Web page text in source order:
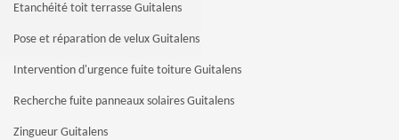
Etanchéité toit terrasse Guitalens
Pose et réparation de velux Guitalens
Intervention d'urgence fuite toiture Guitalens
Recherche fuite panneaux solaires Guitalens
Zingueur Guitalens